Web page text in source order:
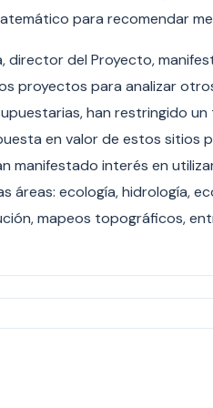
para recomendar
director del Proyecto,
proyectos para analizar
han restringido
en valor de estos sitios
manifestado interés en
áreas: ecología, hidrología,
mapeos topográficos,